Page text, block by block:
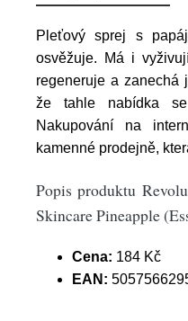
Pleťový sprej s
osvěžuje. Má i
regeneruje a zanechá
že tahle nabídka
Nakupování na
kamenné prodejně,
Popis produktu
Skincare Pineapple
Cena: 184 Kč
EAN: